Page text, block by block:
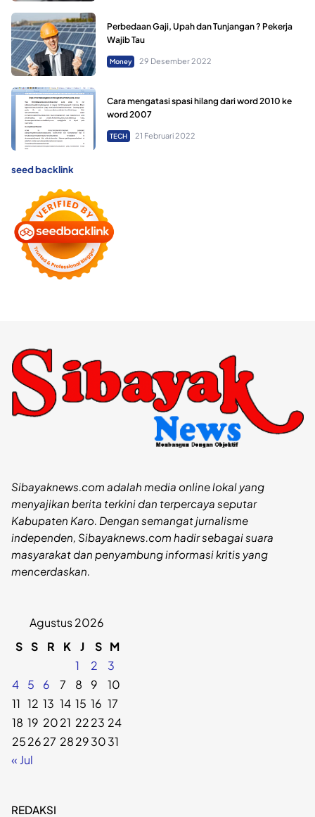
Perbedaan Gaji, Upah dan Tunjangan ? Pekerja
Wajib Tau
Money 29 Desember 2022
Cara mengatasi spasi hilang dari word 2010 ke
word 2007
TECH 21 Februari 2022
seed backlink
Sibayaknews.com adalah media online lokal yang
menyajikan berita terkini dan terpercaya seputar
Kabupaten Karo. Dengan semangat jurnalisme
independen, Sibayaknews.com hadir sebagai suara
masyarakat dan penyambung informasi kritis yang
mencerdaskan.
Agustus 2026
S S R K J S M
1
2
3
4
5 6 7 8 9
10
11 12 13 14 15 16 17
18 19 2021 2223 24
252627 28293031
« Jul
REDAKSI